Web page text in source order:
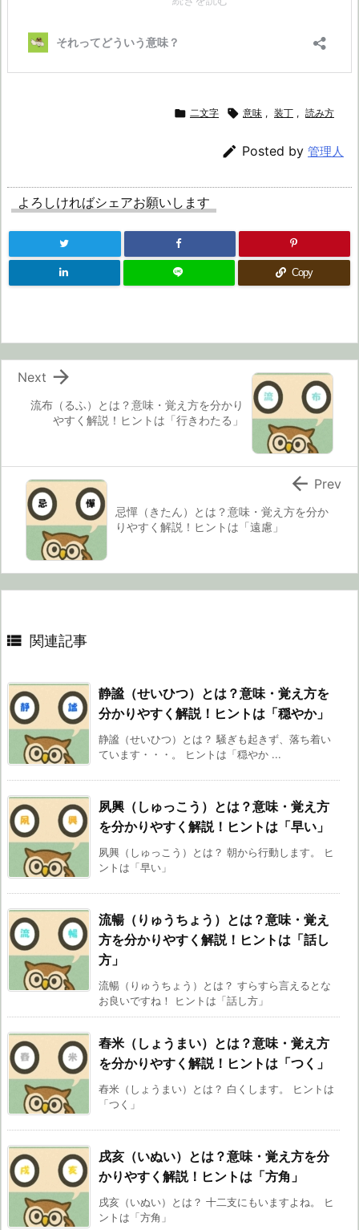
 二文字  意味 , 装丁 , 読み方
 Posted by 管理人
よろしければシェアお願いします
Copy
流布（るふ）とは？意味・覚え方を分かり
やすく解説！ヒントは「行きわたる」

Next
忌憚（きたん）とは？意味・覚え方を分か
りやすく解説！ヒントは「遠慮」
 Prev
 関連記事
静謐（せいひつ）とは？意味・覚え方を
分かりやすく解説！ヒントは「穏やか」
静謐（せいひつ）とは？ 騒ぎも起きず、落ち着い
ています・・・。 ヒントは「穏やか ...
夙興（しゅっこう）とは？意味・覚え方
を分かりやすく解説！ヒントは「早い」
夙興（しゅっこう）とは？ 朝から行動します。 ヒ
ントは「早い」
流暢（りゅうちょう）とは？意味・覚え
方を分かりやすく解説！ヒントは「話し
方」
流暢（りゅうちょう）とは？ すらすら言えるとな
お良いですね！ ヒントは「話し方」
舂米（しょうまい）とは？意味・覚え方
を分かりやすく解説！ヒントは「つく」
舂米（しょうまい）とは？ 白くします。 ヒントは
「つく」
戌亥（いぬい）とは？意味・覚え方を分
かりやすく解説！ヒントは「方角」
戌亥（いぬい）とは？ 十二支にもいますよね。 ヒ
ントは「方角」